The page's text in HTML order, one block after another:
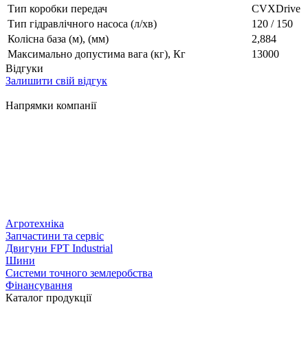
Тип коробки передач
CVXDrive
Тип гідравлічного насоса (л/хв)
120 / 150
Колісна база (м), (мм)
2,884
Максимально допустима вага (кг), Кг
13000
Відгуки
Залишити свій відгук
Напрямки компанії
Агротехніка
Запчастини та сервіс
Двигуни FPT Industrial
Шини
Системи точного землеробства
Фінансування
Каталог продукції